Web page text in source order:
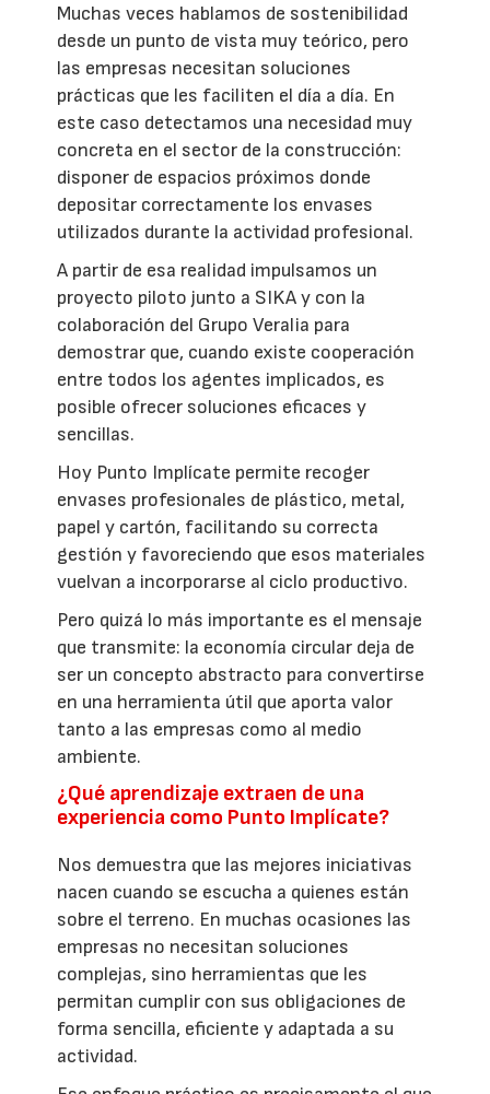
Muchas veces hablamos de sostenibilidad
desde un punto de vista muy teórico, pero
las empresas necesitan soluciones
prácticas que les faciliten el día a día. En
este caso detectamos una necesidad muy
concreta en el sector de la construcción:
disponer de espacios próximos donde
depositar correctamente los envases
utilizados durante la actividad profesional.
A partir de esa realidad impulsamos un
proyecto piloto junto a SIKA y con la
colaboración del Grupo Veralia para
demostrar que, cuando existe cooperación
entre todos los agentes implicados, es
posible ofrecer soluciones eficaces y
sencillas.
Hoy Punto Implícate permite recoger
envases profesionales de plástico, metal,
papel y cartón, facilitando su correcta
gestión y favoreciendo que esos materiales
vuelvan a incorporarse al ciclo productivo.
Pero quizá lo más importante es el mensaje
que transmite: la economía circular deja de
ser un concepto abstracto para convertirse
en una herramienta útil que aporta valor
tanto a las empresas como al medio
ambiente.
¿Qué aprendizaje extraen de una
experiencia como Punto Implícate?
Nos demuestra que las mejores iniciativas
nacen cuando se escucha a quienes están
sobre el terreno. En muchas ocasiones las
empresas no necesitan soluciones
complejas, sino herramientas que les
permitan cumplir con sus obligaciones de
forma sencilla, eficiente y adaptada a su
actividad.